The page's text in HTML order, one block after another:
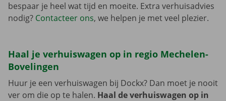
bespaar je heel wat tijd en moeite. Extra verhuisadvies
nodig? Contacteer ons, we helpen je met veel plezier.
Haal je verhuiswagen op in regio Mechelen-
Bovelingen
Huur je een verhuiswagen bij Dockx? Dan moet je nooit
ver om die op te halen. Haal de verhuiswagen op in